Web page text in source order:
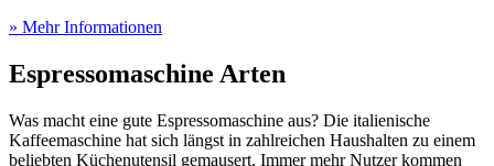
» Mehr Informationen
Espressomaschine Arten
Was macht eine gute Espressomaschine aus? Die italienische
Kaffeemaschine hat sich längst in zahlreichen Haushalten zu einem
beliebten Küchenutensil gemausert. Immer mehr Nutzer kommen